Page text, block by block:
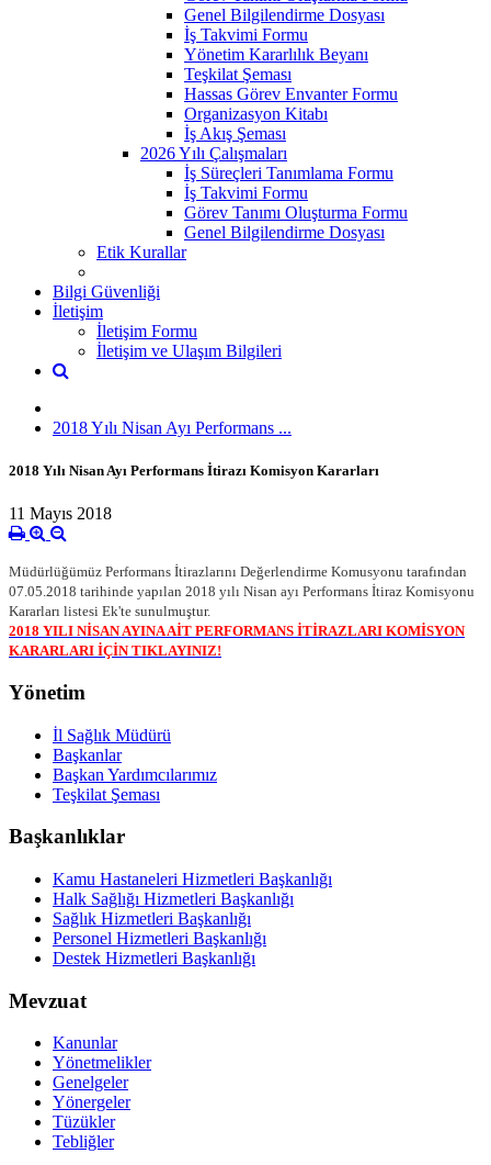
Genel Bilgilendirme Dosyası
İş Takvimi Formu
Yönetim Kararlılık Beyanı
Teşkilat Şeması
Hassas Görev Envanter Formu
Organizasyon Kitabı
İş Akış Şeması
2026 Yılı Çalışmaları
İş Süreçleri Tanımlama Formu
İş Takvimi Formu
Görev Tanımı Oluşturma Formu
Genel Bilgilendirme Dosyası
Etik Kurallar
Bilgi Güvenliği
İletişim
İletişim Formu
İletişim ve Ulaşım Bilgileri
2018 Yılı Nisan Ayı Performans ...
2018 Yılı Nisan Ayı Performans İtirazı Komisyon Kararları
11 Mayıs 2018
Müdürlüğümüz Performans İtirazlarını Değerlendirme Komusyonu tarafından
07.05.2018 tarihinde yapılan 2018 yılı Nisan ayı Performans İtiraz Komisyonu
Kararları listesi Ek'te sunulmuştur.
2018 YILI NİSAN AYINA AİT PERFORMANS İTİRAZLARI KOMİSYON
KARARLARI İÇİN TIKLAYINIZ!
Yönetim
İl Sağlık Müdürü
Başkanlar
Başkan Yardımcılarımız
Teşkilat Şeması
Başkanlıklar
Kamu Hastaneleri Hizmetleri Başkanlığı
Halk Sağlığı Hizmetleri Başkanlığı
Sağlık Hizmetleri Başkanlığı
Personel Hizmetleri Başkanlığı
Destek Hizmetleri Başkanlığı
Mevzuat
Kanunlar
Yönetmelikler
Genelgeler
Yönergeler
Tüzükler
Tebliğler